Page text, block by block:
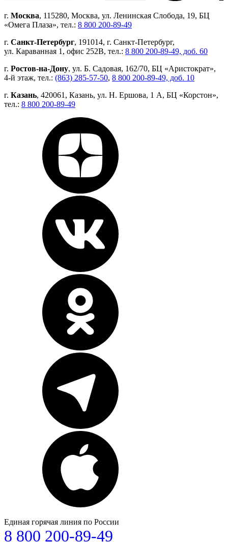
г. Москва, 115280, Москва, ул. Ленинская Слобода, 19, БЦ
«Омега Плаза», тел.: 8 800 200-89-49
г. Санкт-Петербург, 191014, г. Санкт-Петербург,
ул. Караванная 1, офис 252В, тел.: 8 800 200-89-49, доб. 60
г. Ростов-на-Дону, ул. Б. Садовая, 162/70, БЦ «Аристократ»,
4-й этаж, тел.: (863) 285-57-50, 8 800 200-89-49, доб. 10
г. Казань, 420061, Казань, ул. Н. Ершова, 1 А, БЦ «Корстон»,
тел.: 8 800 200-89-49
Единая горячая линия по России
8 800 200-89-49